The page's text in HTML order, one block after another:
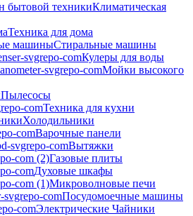
Климатическая
Техника для дома
Стиральные машины
Кулеры для воды
Мойки высокого
Пылесосы
Техника для кухни
Холодильники
Варочные панели
Вытяжки
Газовые плиты
Духовые шкафы
Микроволновые печи
Посудомоечные машины
Электрические Чайники